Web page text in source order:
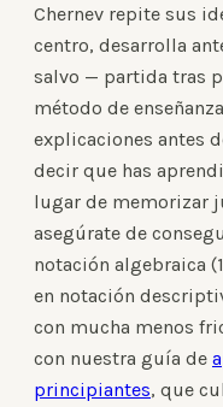
Chernev repite sus
centro, desarrolla
salvo — partida tras
método de
explicaciones antes
decir que has
lugar de memorizar
asegúrate de
notación algebraica
en notación
con mucha menos
con nuestra guía de
principiantes, que